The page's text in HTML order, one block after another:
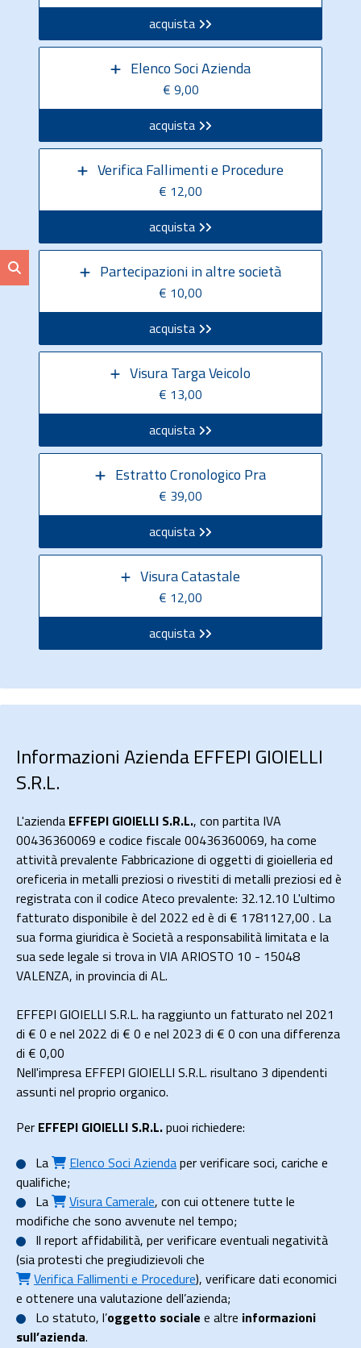
acquista
Elenco Soci Azienda
€ 9,00
acquista
Verifica Fallimenti e Procedure
€ 12,00
acquista
Partecipazioni in altre società
€ 10,00
acquista
Visura Targa Veicolo
€ 13,00
acquista
Estratto Cronologico Pra
€ 39,00
acquista
Visura Catastale
€ 12,00
acquista
Informazioni Azienda EFFEPI GIOIELLI
S.R.L.
L'azienda EFFEPI GIOIELLI S.R.L., con partita IVA
00436360069 e codice fiscale 00436360069, ha come
attività prevalente Fabbricazione di oggetti di gioielleria ed
oreficeria in metalli preziosi o rivestiti di metalli preziosi ed è
registrata con il codice Ateco prevalente: 32.12.10 L'ultimo
fatturato disponibile è del 2022 ed è di € 1781127,00 . La
sua forma giuridica è Società a responsabilità limitata e la
sua sede legale si trova in VIA ARIOSTO 10 - 15048
VALENZA, in provincia di AL.
EFFEPI GIOIELLI S.R.L. ha raggiunto un fatturato nel 2021
di € 0 e nel 2022 di € 0 e nel 2023 di € 0 con una differenza
di € 0,00
Nell'impresa EFFEPI GIOIELLI S.R.L. risultano 3 dipendenti
assunti nel proprio organico.
Per EFFEPI GIOIELLI S.R.L.puoi richiedere:
La
Elenco Soci Aziendaper verificare soci, cariche e
qualifiche;
La
Visura Camerale, con cui ottenere tutte le
modifiche che sono avvenute nel tempo;
Il report affidabilità, per verificare eventuali negatività
(sia protesti che pregiudizievoli che
Verifica Fallimenti e Procedure), verificare dati economici
e ottenere una valutazione dell’azienda;
Lo statuto, l’oggetto sociale e altre informazioni
sull’azienda.